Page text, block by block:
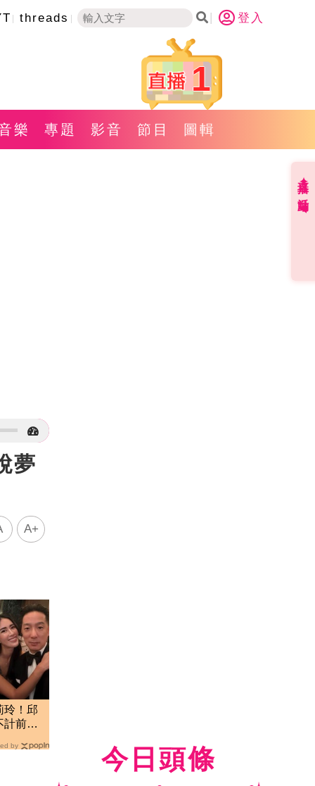
threads 登入
1
樂 專題 影音 節目 圖輯
夢
A+
玲！邱
前嫌
by 今日頭條
直播✦活動